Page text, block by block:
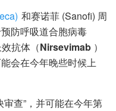
和赛诺菲 (Sanofi) 周
防呼吸道合胞病毒
抗体（Nirsevimab ）
会在今年晚些时候上
查”，并可能在今年第